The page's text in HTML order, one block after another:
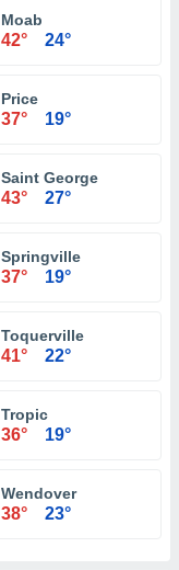
Moab
42° 24°
Price
37° 19°
Saint George
43° 27°
Springville
37° 19°
Toquerville
41° 22°
Tropic
36° 19°
Wendover
38° 23°